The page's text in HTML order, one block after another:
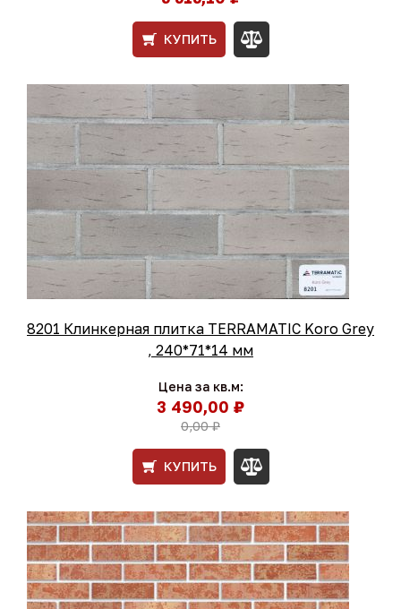
КУПИТЬ
8201 Клинкерная плитка TERRAMATIC Koro Grey
, 240*71*14 мм
Цена за кв.м:
3 490,00 ₽
0,00 ₽
КУПИТЬ